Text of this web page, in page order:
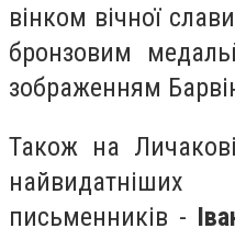
вінком вічної
бронзовим
зображенням
Також на
письменників -